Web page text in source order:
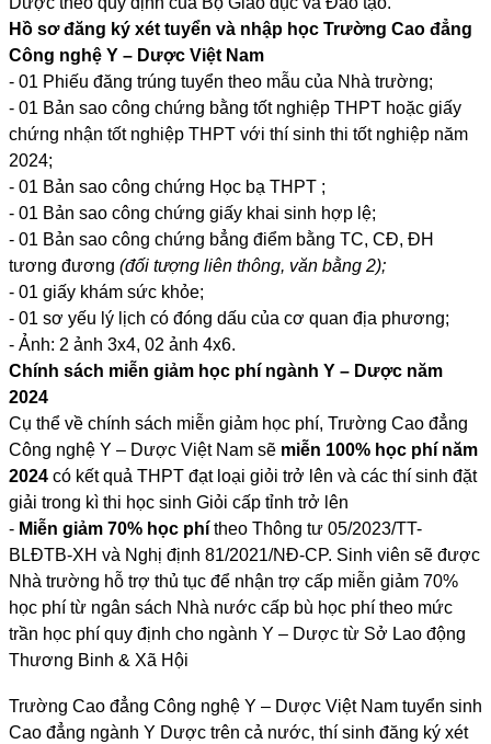
Hồ sơ đăng ký xét tuyển và nhập học Trường Cao đẳng
Công nghệ Y – Dược Việt Nam
- 01 Phiếu đăng trúng tuyển theo mẫu của Nhà trường;
- 01 Bản sao công chứng bằng tốt nghiệp THPT hoặc giấy
chứng nhận tốt nghiệp THPT với thí sinh thi tốt nghiệp năm
2024;
- 01 Bản sao công chứng Học bạ THPT ;
- 01 Bản sao công chứng giấy khai sinh hợp lệ;
- 01 Bản sao công chứng bẳng điểm bằng TC, CĐ, ĐH
tương đương (đối tượng liên thông, văn bằng 2);
- 01 giấy khám sức khỏe;
- 01 sơ yếu lý lịch có đóng dấu của cơ quan địa phương;
- Ảnh: 2 ảnh 3x4, 02 ảnh 4x6.
Chính sách miễn giảm học phí ngành Y – Dược năm
2024
Cụ thể về chính sách miễn giảm học phí, Trường Cao đẳng
Công nghệ Y – Dược Việt Nam sẽ miễn 100% học phí năm
2024 có kết quả THPT đạt loại giỏi trở lên và các thí sinh đặt
giải trong kì thi học sinh Giỏi cấp tỉnh trở lên
- Miễn giảm 70% học phí theo Thông tư 05/2023/TT-
BLĐTB-XH và Nghị định 81/2021/NĐ-CP. Sinh viên sẽ được
Nhà trường hỗ trợ thủ tục để nhận trợ cấp miễn giảm 70%
học phí từ ngân sách Nhà nước cấp bù học phí theo mức
trần học phí quy định cho ngành Y – Dược từ Sở Lao động
Thương Binh & Xã Hội
Trường Cao đẳng Công nghệ Y – Dược Việt Nam tuyển sinh
Cao đẳng ngành Y Dược trên cả nước, thí sinh đăng ký xét